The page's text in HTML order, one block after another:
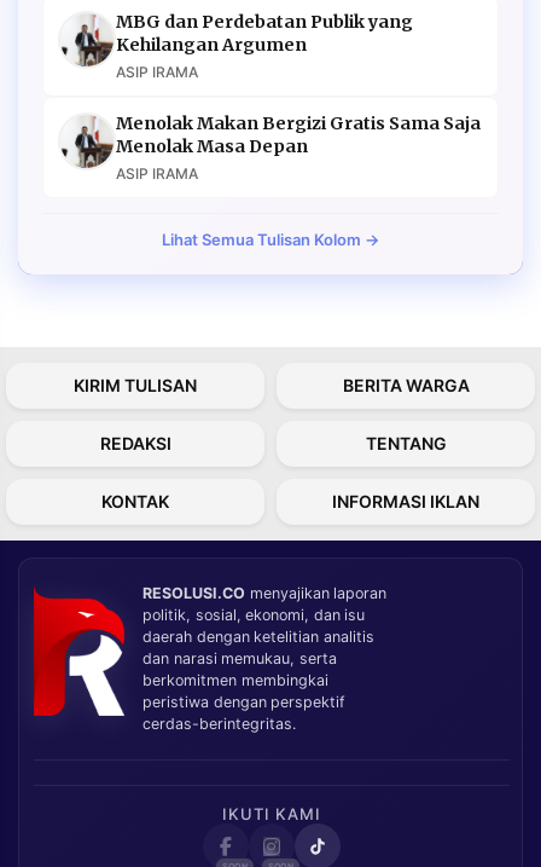
MBG dan Perdebatan Publik yang
Kehilangan Argumen
ASIP IRAMA
Menolak Makan Bergizi Gratis Sama Saja
Menolak Masa Depan
ASIP IRAMA
Lihat Semua Tulisan Kolom →
KIRIM TULISAN BERITA WARGA
REDAKSI TENTANG
KONTAK INFORMASI IKLAN
RESOLUSI.CO menyajikan laporan
politik, sosial, ekonomi, dan isu
daerah dengan ketelitian analitis
dan narasi memukau, serta
berkomitmen membingkai
peristiwa dengan perspektif
cerdas-berintegritas.
IKUTI KAMI